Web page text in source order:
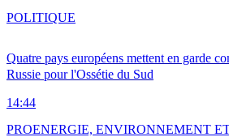
Quatre pays européens mettent en garde
Russie pour l'Ossétie du Sud
14:44
POLITIQUE
PROENERGIE, ENVIRONNEMENT